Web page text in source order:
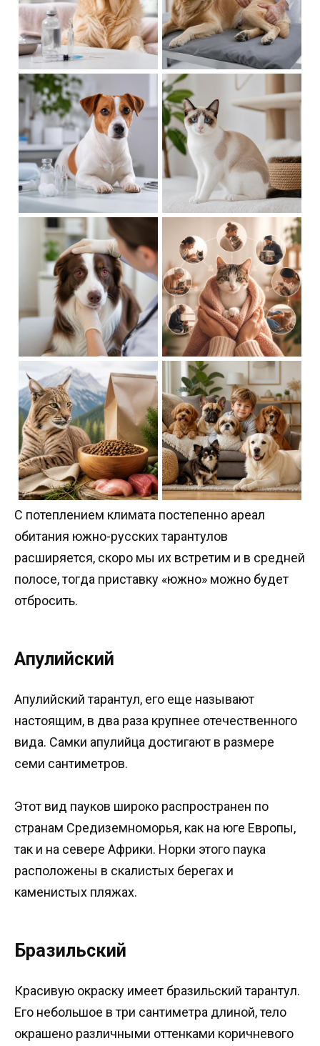
С потеплением климата постепенно ареал
обитания южно-русских тарантулов
расширяется, скоро мы их встретим и в средней
полосе, тогда приставку «южно» можно будет
отбросить.
Апулийский
Апулийский тарантул, его еще называют
настоящим, в два раза крупнее отечественного
вида. Самки апулийца достигают в размере
семи сантиметров.
Этот вид пауков широко распространен по
странам Средиземноморья, как на юге Европы,
так и на севере Африки. Норки этого паука
расположены в скалистых берегах и
каменистых пляжах.
Бразильский
Красивую окраску имеет бразильский тарантул.
Его небольшое в три сантиметра длиной, тело
окрашено различными оттенками коричневого